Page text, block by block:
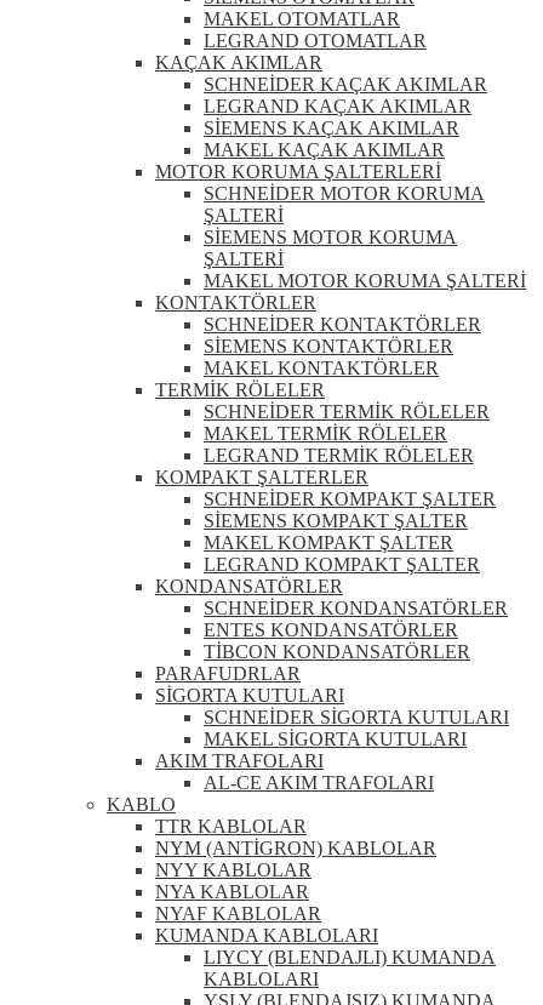
MAKEL OTOMATLAR
LEGRAND OTOMATLAR
KAÇAK AKIMLAR
SCHNEİDER KAÇAK AKIMLAR
LEGRAND KAÇAK AKIMLAR
SİEMENS KAÇAK AKIMLAR
MAKEL KAÇAK AKIMLAR
MOTOR KORUMA ŞALTERLERİ
SCHNEİDER MOTOR KORUMA
ŞALTERİ
SİEMENS MOTOR KORUMA
ŞALTERİ
MAKEL MOTOR KORUMA ŞALTERİ
KONTAKTÖRLER
SCHNEİDER KONTAKTÖRLER
SİEMENS KONTAKTÖRLER
MAKEL KONTAKTÖRLER
TERMİK RÖLELER
SCHNEİDER TERMİK RÖLELER
MAKEL TERMİK RÖLELER
LEGRAND TERMİK RÖLELER
KOMPAKT ŞALTERLER
SCHNEİDER KOMPAKT ŞALTER
SİEMENS KOMPAKT ŞALTER
MAKEL KOMPAKT ŞALTER
LEGRAND KOMPAKT ŞALTER
KONDANSATÖRLER
SCHNEİDER KONDANSATÖRLER
ENTES KONDANSATÖRLER
TİBCON KONDANSATÖRLER
PARAFUDRLAR
SİGORTA KUTULARI
SCHNEİDER SİGORTA KUTULARI
MAKEL SİGORTA KUTULARI
AKIM TRAFOLARI
AL-CE AKIM TRAFOLARI
KABLO
TTR KABLOLAR
NYM (ANTİGRON) KABLOLAR
NYY KABLOLAR
NYA KABLOLAR
NYAF KABLOLAR
KUMANDA KABLOLARI
LIYCY (BLENDAJLI) KUMANDA
KABLOLARI
YSLY (BLENDAJSIZ) KUMANDA